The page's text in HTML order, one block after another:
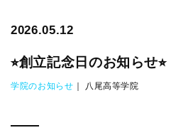
2026.05.12
⭐︎創立記念日のお知らせ⭐︎
学院のお知らせ ｜ 八尾高等学院